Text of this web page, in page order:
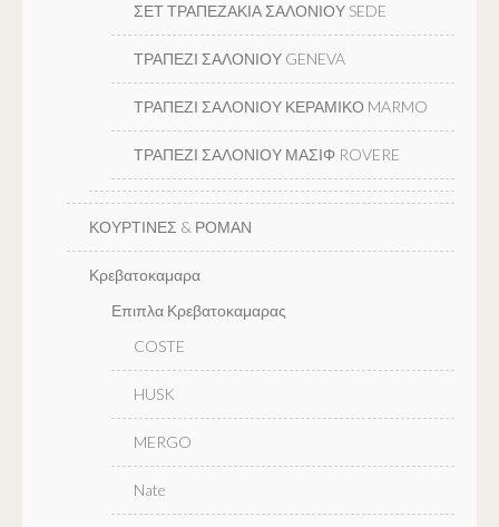
ΣΕΤ ΤΡΑΠΕΖΑΚΙΑ ΣΑΛΟΝΙΟΥ SEDE
ΤΡΑΠΕΖΙ ΣΑΛΟΝΙΟΥ GENEVA
ΤΡΑΠΕΖΙ ΣΑΛΟΝΙΟΥ ΚΕΡΑΜΙΚΟ MARMO
ΤΡΑΠΕΖΙ ΣΑΛΟΝΙΟΥ ΜΑΣΙΦ ROVERE
ΚΟΥΡΤΙΝΕΣ & ΡΟΜΑΝ
Κρεβατοκαμαρα
Επιπλα Κρεβατοκαμαρας
COSTE
HUSK
MERGO
Nate